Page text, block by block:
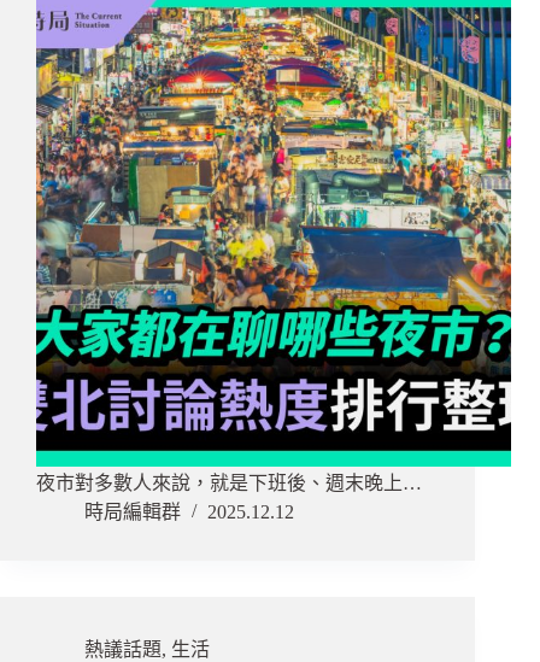
夜市對多數人來說，就是下班後、週末晚上…
時局編輯群
2025.12.12
熱議話題, 生活